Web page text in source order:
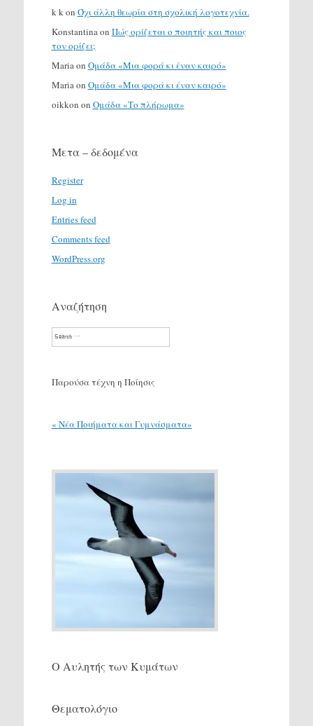
k kon Όχι άλλη θεωρία στη σχολική λογοτεχνία.
Konstantinaon Πώς ορίζεται ο ποιητής και ποιος
τον ορίζει;
Mariaon Ομάδα «Μια φορά κι έναν καιρό»
Mariaon Ομάδα «Μια φορά κι έναν καιρό»
oikkon on Ομάδα «Το πλήρωμα»
Μετα – δεδομένα
Register
Log in
Entries feed
Comments feed
WordPress.org
Αναζήτηση
Search
Παρούσα τέχνη η Ποίησις
« Νέα Ποιήματα και Γυμνάσματα»
Ο Αυλητής των Κυμάτων
Θεματολόγιο